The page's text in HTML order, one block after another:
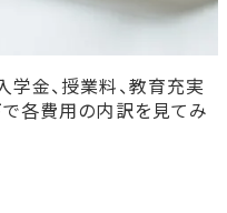
金、授業料、教育充実
各費用の内訳を見てみ